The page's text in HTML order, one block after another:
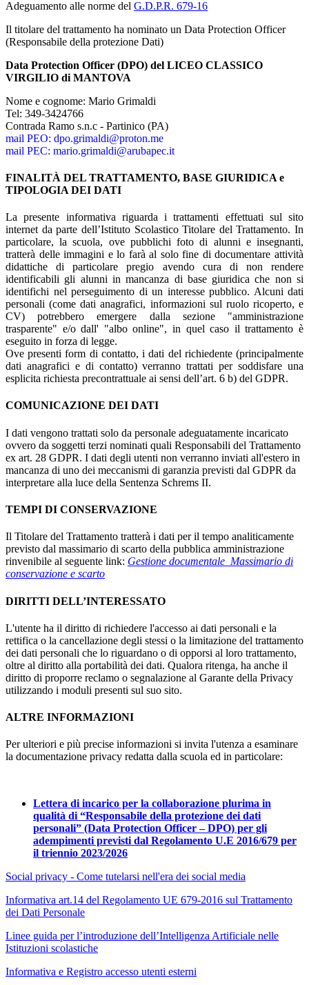
Adeguamento alle norme del G.D.P.R. 679-16
Il titolare del trattamento ha nominato un Data Protection Officer
(Responsabile della protezione Dati)
Data Protection Officer (DPO) del LICEO CLASSICO
VIRGILIO di MANTOVA
Nome e cognome: Mario Grimaldi
Tel: 349-3424766
Contrada Ramo s.n.c - Partinico (PA)
mail PEO: dpo.grimaldi@proton.me
mail PEC: mario.grimaldi@arubapec.it
FINALITÀ DEL TRATTAMENTO, BASE GIURIDICA e
TIPOLOGIA DEI DATI
La presente informativa riguarda i trattamenti effettuati sul sito
internet da parte dell’Istituto Scolastico Titolare del Trattamento. In
particolare, la scuola, ove pubblichi foto di alunni e insegnanti,
tratterà delle immagini e lo farà al solo fine di documentare attività
didattiche di particolare pregio avendo cura di non rendere
identificabili gli alunni in mancanza di base giuridica che non si
identifichi nel perseguimento di un interesse pubblico. Alcuni dati
personali (come dati anagrafici, informazioni sul ruolo ricoperto, e
CV) potrebbero emergere dalla sezione "amministrazione
trasparente" e/o dall' "albo online", in quel caso il trattamento è
eseguito in forza di legge.
Ove presenti form di contatto, i dati del richiedente (principalmente
dati anagrafici e di contatto) verranno trattati per soddisfare una
esplicita richiesta precontrattuale ai sensi dell’art. 6 b) del GDPR.
COMUNICAZIONE DEI DATI
I dati vengono trattati solo da personale adeguatamente incaricato
ovvero da soggetti terzi nominati quali Responsabili del Trattamento
ex art. 28 GDPR. I dati degli utenti non verranno inviati all'estero in
mancanza di uno dei meccanismi di garanzia previsti dal GDPR da
interpretare alla luce della Sentenza Schrems II.
TEMPI DI CONSERVAZIONE
Il Titolare del Trattamento tratterà i dati per il tempo analiticamente
previsto dal massimario di scarto della pubblica amministrazione
rinvenibile al seguente link: Gestione documentale_Massimario di
conservazione e scarto
DIRITTI DELL’INTERESSATO
L'utente ha il diritto di richiedere l'accesso ai dati personali e la
rettifica o la cancellazione degli stessi o la limitazione del trattamento
dei dati personali che lo riguardano o di opporsi al loro trattamento,
oltre al diritto alla portabilità dei dati. Qualora ritenga, ha anche il
diritto di proporre reclamo o segnalazione al Garante della Privacy
utilizzando i moduli presenti sul suo sito.
ALTRE INFORMAZIONI
Per ulteriori e più precise informazioni si invita l'utenza a esaminare
la documentazione privacy redatta dalla scuola ed in particolare:
Lettera di incarico per la collaborazione plurima in
qualità di “Responsabile della protezione dei dati
personali” (Data Protection Officer – DPO) per gli
adempimenti previsti dal Regolamento U.E 2016/679 per
il triennio 2023/2026
Social privacy - Come tutelarsi nell'era dei social media
Informativa art.14 del Regolamento UE 679-2016 sul Trattamento
dei Dati Personale
Linee guida per l’introduzione dell’Intelligenza Artificiale nelle
Istituzioni scolastiche
Informativa e Registro accesso utenti esterni